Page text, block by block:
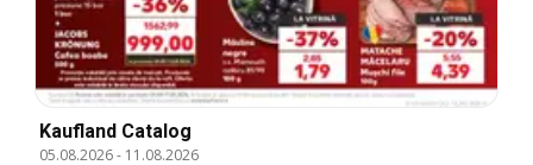
Kaufland Catalog
05.08.2026- 11.08.2026